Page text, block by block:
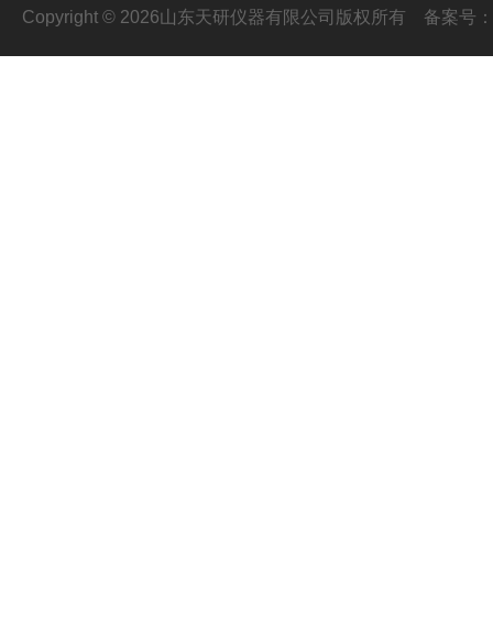
Copyright © 2026山东天研仪器有限公司版权所有 备案号